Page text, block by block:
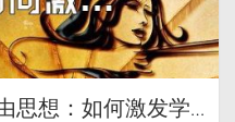
思想：如何激发学